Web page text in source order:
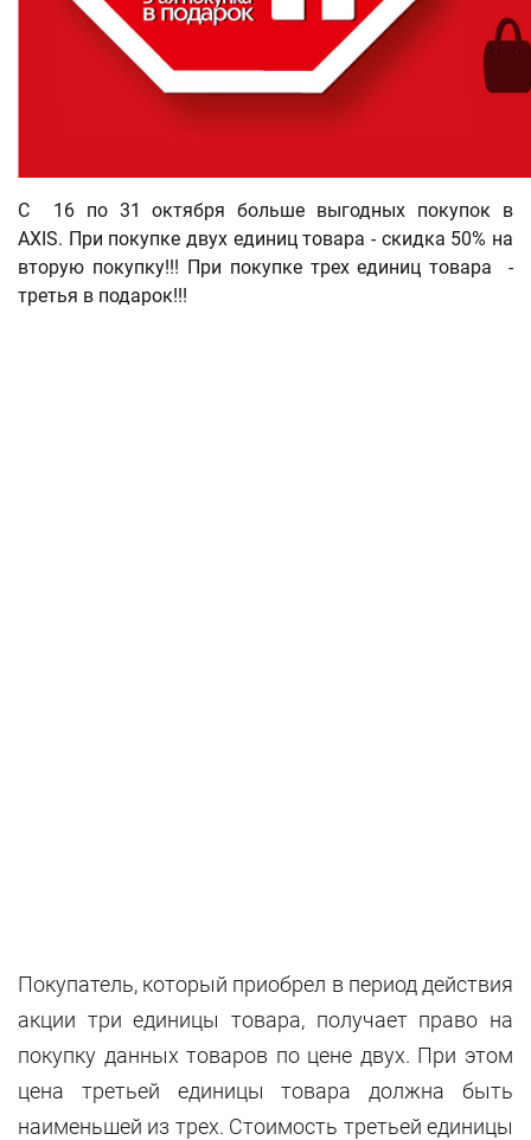
С 16 по 31 октября больше выгодных покупок в
AXIS. При покупке двух единиц товара - скидка 50% на
вторую покупку!!! При покупке трех единиц товара -
третья в подарок!!!
Покупатель, который приоб­рел в период действия
акции три единицы то­вара, полу­чает право на
покупку данных товаров по цене двух. При этом
цена третьей единицы то­вара должна быть
наимень­шей из трех. Стоимость третьей единицы